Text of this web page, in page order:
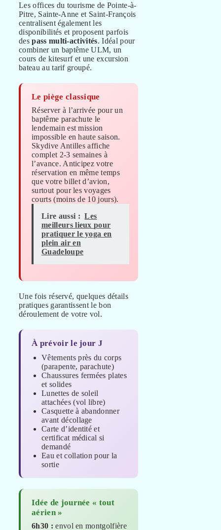
Les offices du tourisme de Pointe-à-
Pitre, Sainte-Anne et Saint-François
centralisent également les
disponibilités et proposent parfois
despass multi-activités. Idéal pour
combiner un baptême ULM, un
cours de kitesurf et une excursion
bateau au tarif groupé.
Le piège classique
Réserver à l’arrivée pour un
baptême parachute le
lendemain est mission
impossible en haute saison.
Skydive Antilles affiche
complet 2-3 semaines à
l’avance. Anticipez votre
réservation en même temps
que votre billet d’avion,
surtout pour les voyages
courts (moins de 10 jours).
Lire aussi : Les
meilleurs lieux pour
pratiquer le yoga en
plein air en
Guadeloupe
Une fois réservé, quelques détails
pratiques garantissent le bon
déroulement de votre vol.
À prévoir le jour J
Vêtements près du corps
(parapente, parachute)
Chaussures fermées plates
et solides
Lunettes de soleil
attachées (vol libre)
Casquette à abandonner
avant décollage
Carte d’identité et
certificat médical si
demandé
Eau et collation pour la
sortie
Idée de journée « tout
aérien »
6h30 : envol en montgolfière